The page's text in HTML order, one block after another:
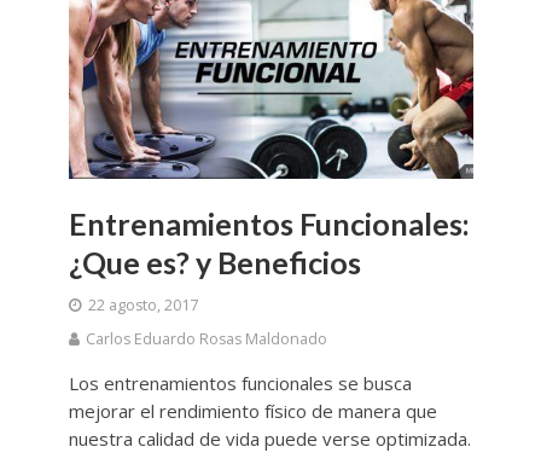
Entrenamientos Funcionales:
¿Que es? y Beneficios
22 agosto, 2017
Carlos Eduardo Rosas Maldonado
Los entrenamientos funcionales se busca
mejorar el rendimiento físico de manera que
nuestra calidad de vida puede verse optimizada.